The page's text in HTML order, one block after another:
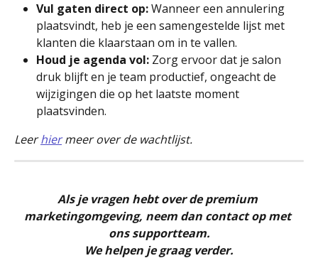
Vul gaten direct op: Wanneer een annulering
plaatsvindt, heb je een samengestelde lijst met
klanten die klaarstaan om in te vallen.
Houd je agenda vol: Zorg ervoor dat je salon
druk blijft en je team productief, ongeacht de
wijzigingen die op het laatste moment
plaatsvinden.
Leer hier meer over de wachtlijst.
Als je vragen hebt over de premium
marketingomgeving, neem dan contact op met
ons supportteam.
We helpen je graag verder.